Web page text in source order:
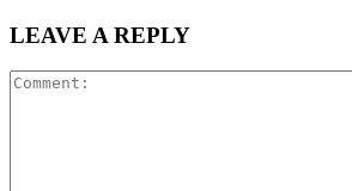
LEAVE A REPLY